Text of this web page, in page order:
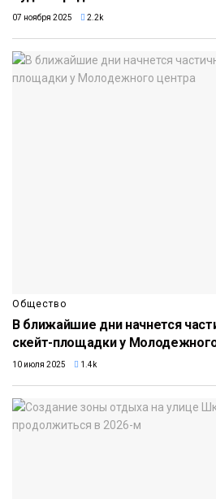
07 ноября 2025 2.2k
Общество
В ближайшие дни начнется
скейт-площадки у
10 июля 2025 1.4k